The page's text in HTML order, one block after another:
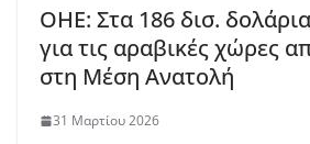
ΟΗΕ: Στα 186 δισ.
για τις αραβικές χώρες
στη Μέση Ανατολή
31 Μαρτίου 2026